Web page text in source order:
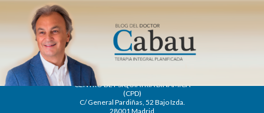
CENTRO DE PSIQUIATRÍA DINÁMICA
(CPD)
C/ General Pardiñas, 52 Bajo Izda.
28001 Madrid